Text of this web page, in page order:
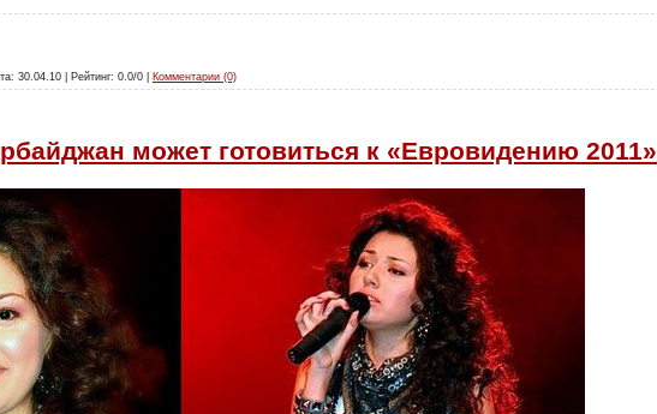
30.04.10 | Рейтинг: 0.0/0 | Комментарии (0)
может готовиться к «Евровидению 2011»